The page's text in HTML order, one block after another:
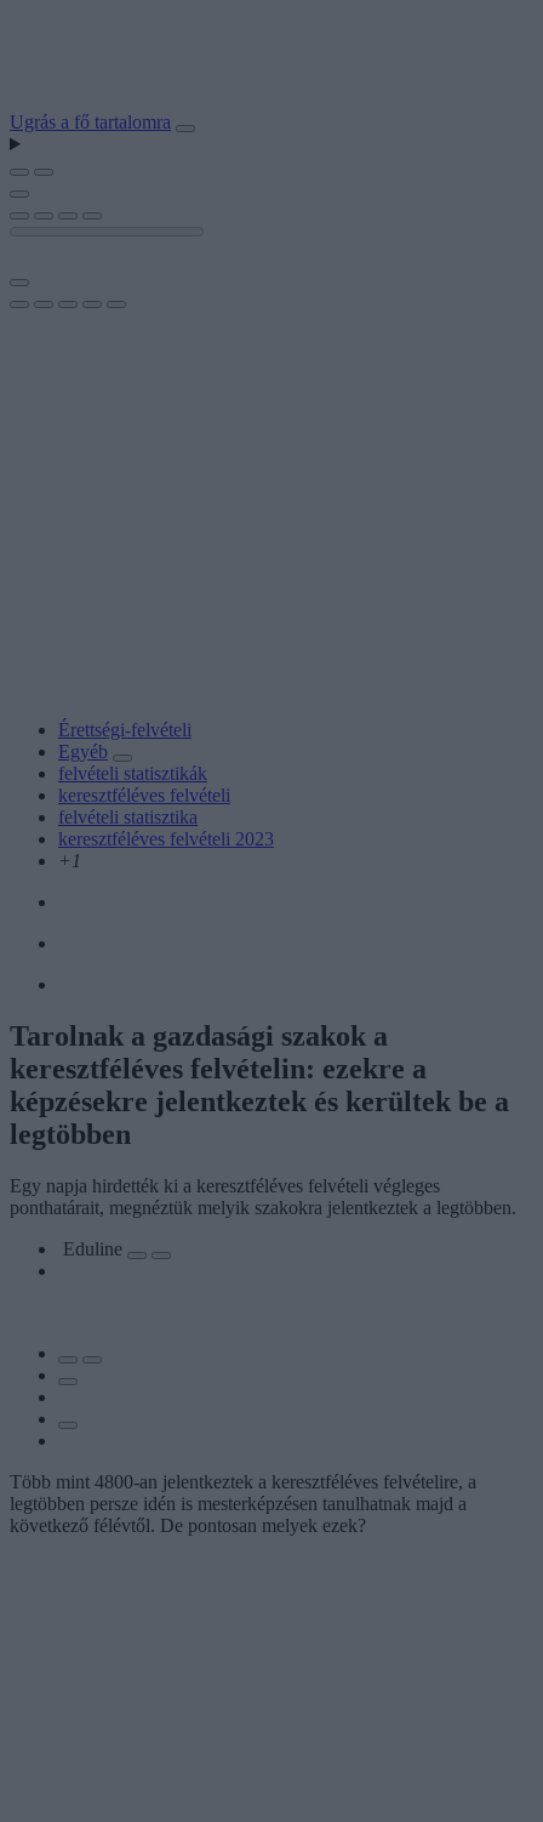
Ugrás a fő tartalomra
Érettségi-felvételi
Egyéb
felvételi statisztikák
keresztféléves felvételi
felvételi statisztika
keresztféléves felvételi 2023
+1
Tarolnak a gazdasági szakok a
keresztféléves felvételin: ezekre a
képzésekre jelentkeztek és kerültek be a
legtöbben
Egy napja hirdették ki a keresztféléves felvételi végleges
ponthatárait, megnéztük melyik szakokra jelentkeztek a legtöbben.
Eduline
Több mint 4800-an jelentkeztek a keresztféléves felvételire, a
legtöbben persze idén is mesterképzésen tanulhatnak majd a
következő félévtől. De pontosan melyek ezek?